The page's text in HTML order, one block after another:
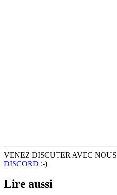
VENEZ DISCUTER AVEC NOUS
DISCORD :-)
Lire aussi